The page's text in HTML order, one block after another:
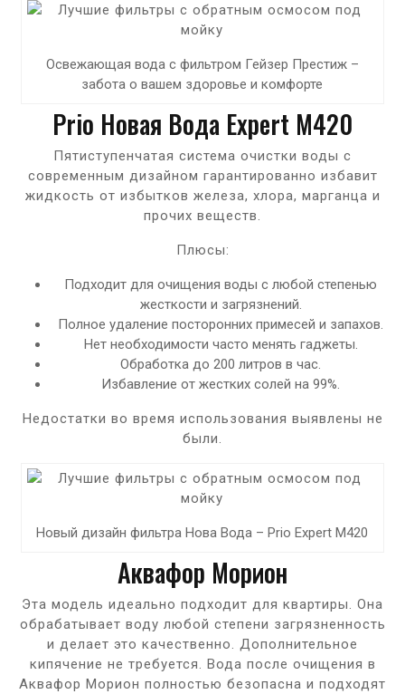
Освежающая вода с фильтром Гейзер Престиж –
забота о вашем здоровье и комфорте
Prio Новая Вода Expert M420
Пятиступенчатая система очистки воды с
современным дизайном гарантированно избавит
жидкость от избытков железа, хлора, марганца и
прочих веществ.
Плюсы:
Подходит для очищения воды с любой степенью
жесткости и загрязнений.
Полное удаление посторонних примесей и запахов.
Нет необходимости часто менять гаджеты.
Обработка до 200 литров в час.
Избавление от жестких солей на 99%.
Недостатки во время использования выявлены не
были.
Новый дизайн фильтра Нова Вода – Prio Expert M420
Аквафор Морион
Эта модель идеально подходит для квартиры. Она
обрабатывает воду любой степени загрязненность
и делает это качественно. Дополнительное
кипячение не требуется. Вода после очищения в
Аквафор Морион полностью безопасна и подходят